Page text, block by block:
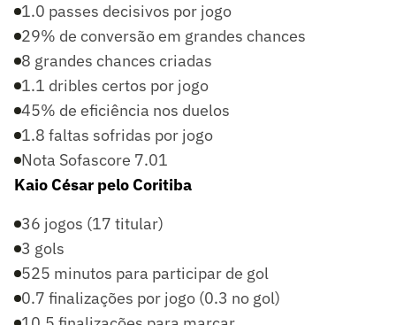
1.0 passes decisivos por jogo
29% de conversão em grandes chances
8 grandes chances criadas
1.1 dribles certos por jogo
45% de eficiência nos duelos
1.8 faltas sofridas por jogo
Nota Sofascore 7.01
Kaio César pelo Coritiba
36 jogos (17 titular)
3 gols
525 minutos para participar de gol
0.7 finalizações por jogo (0.3 no gol)